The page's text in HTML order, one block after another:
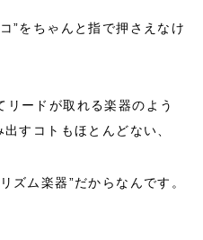
”をちゃんと指で押さえなけ
リードが取れる楽器のよう
すコトもほとんどない、
ズム楽器”だからなんです。